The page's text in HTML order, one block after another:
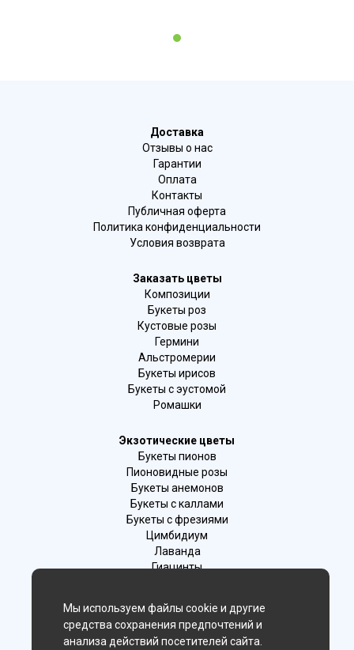
1
Доставка
Отзывы о нас
Гарантии
Оплата
Контакты
Публичная оферта
Политика конфиденциальности
Условия возврата
Заказать цветы
Композиции
Букеты роз
Кустовые розы
Гермини
Альстромерии
Букеты ирисов
Букеты с эустомой
Ромашки
Экзотические цветы
Букеты пионов
Пионовидные розы
Букеты анемонов
Букеты с каллами
Букеты с фрезиями
Цимбидиум
Лаванда
Гиацинты
Мы в соц. сетях:
Оренбург
Мы используем файлы cookie и другие
средства сохранения предпочтений и
анализа действий посетителей сайта.